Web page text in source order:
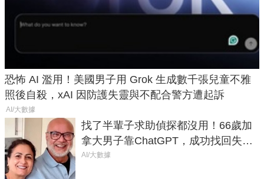
恐怖 AI 濫用！美國男子用 Grok 生成數千張兒童不雅
照後自殺，xAI 因防護失靈與不配合警方遭起訴
AI/大數據
找了半輩子求助偵探都沒用！66歲加
拿大男子靠ChatGPT，成功找回失散
50年家人
AI/大數據